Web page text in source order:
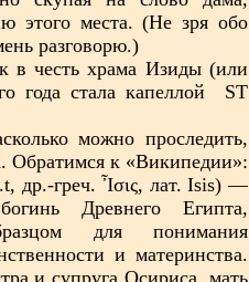
этого места. (Не зря обо
разговорю.)
в честь храма Изиды (или
года стала капеллой
ST
можно проследить,
Обратимся к «Википедии»:
др.-греч. Ἶσις, лат. Isis) —
Древнего Египта,
для понимания
и материнства.
и супруга Осириса, мать